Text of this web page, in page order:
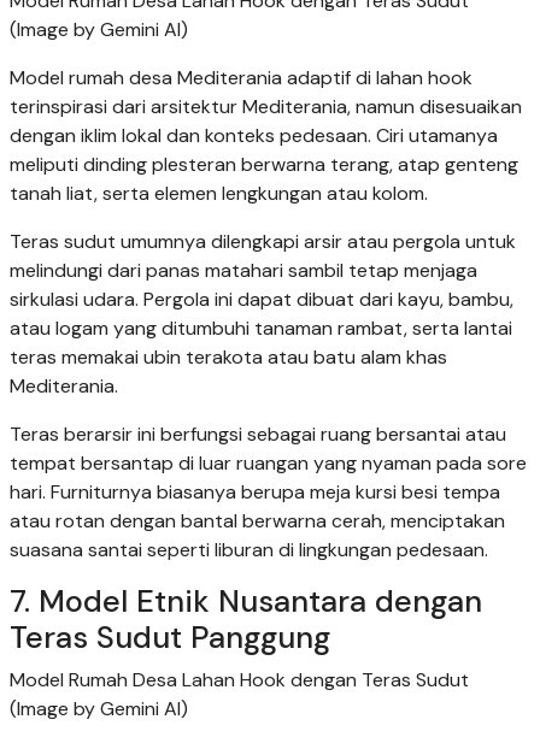
(Image by Gemini AI)
Model rumah desa Mediterania adaptif di lahan hook
terinspirasi dari arsitektur Mediterania, namun disesuaikan
dengan iklim lokal dan konteks pedesaan. Ciri utamanya
meliputi dinding plesteran berwarna terang, atap genteng
tanah liat, serta elemen lengkungan atau kolom.
Teras sudut umumnya dilengkapi arsir atau pergola untuk
melindungi dari panas matahari sambil tetap menjaga
sirkulasi udara. Pergola ini dapat dibuat dari kayu, bambu,
atau logam yang ditumbuhi tanaman rambat, serta lantai
teras memakai ubin terakota atau batu alam khas
Mediterania.
Teras berarsir ini berfungsi sebagai ruang bersantai atau
tempat bersantap di luar ruangan yang nyaman pada sore
hari. Furniturnya biasanya berupa meja kursi besi tempa
atau rotan dengan bantal berwarna cerah, menciptakan
suasana santai seperti liburan di lingkungan pedesaan.
7. Model Etnik Nusantara dengan
Teras Sudut Panggung
Model Rumah Desa Lahan Hook dengan Teras Sudut
(Image by Gemini AI)